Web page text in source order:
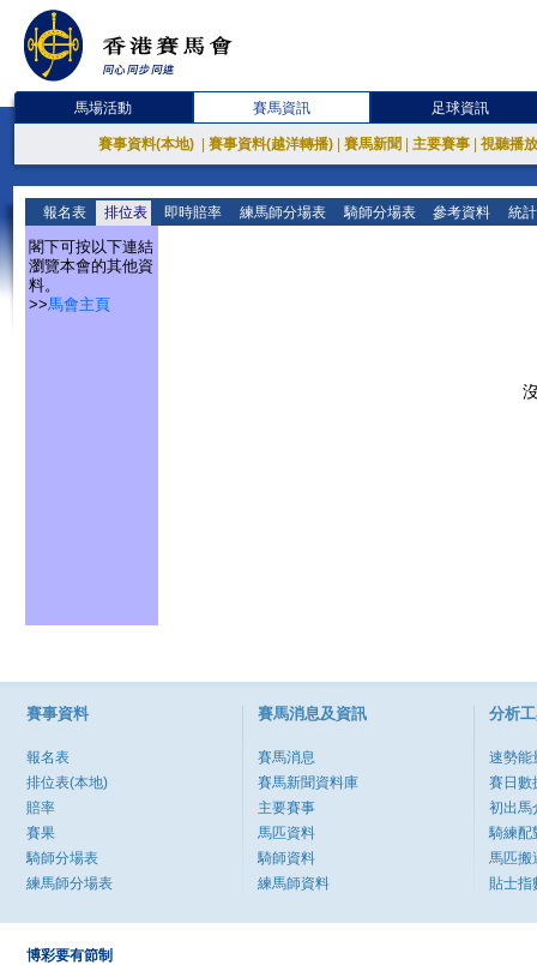
馬場活動 賽馬資訊 足球資訊
賽事資料(本地) 賽事資料(越洋轉播) 賽馬新聞 主要賽事 視聽播
報名表 排位表 即時賠率 練馬師分場表 騎師分場表 參考資料 統
閣下可按以下連結
瀏覽本會的其他資
料。
>>馬會主頁
賽事資料
報名表
排位表(本地)
賠率
賽果
騎師分場表
練馬師分場表
賽馬消息及資訊
賽馬消息
賽馬新聞資料庫
主要賽事
馬匹資料
騎師資料
練馬師資料
分析
速勢能
賽日數
初出馬
騎練配
馬匹搬
貼士指
博彩要有節制